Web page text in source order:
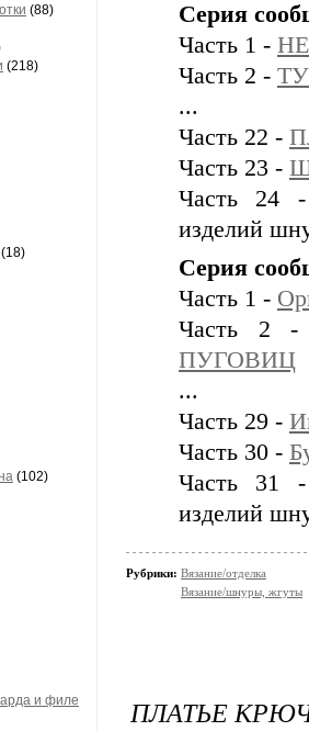
(88)
(218)
(18)
(102)
и филе
Серия
Часть 1 -
Часть 2 -
...
Часть 22 -
Часть 23 -
Часть 24
изделий
Серия
Часть 1 -
Часть 2
ПУГОВИЦ
...
Часть 29 -
Часть 30 -
Часть 31
изделий
Рубрики: Вязание/отделка
Вязание/шнуры, жгуты
ПЛАТЬЕ